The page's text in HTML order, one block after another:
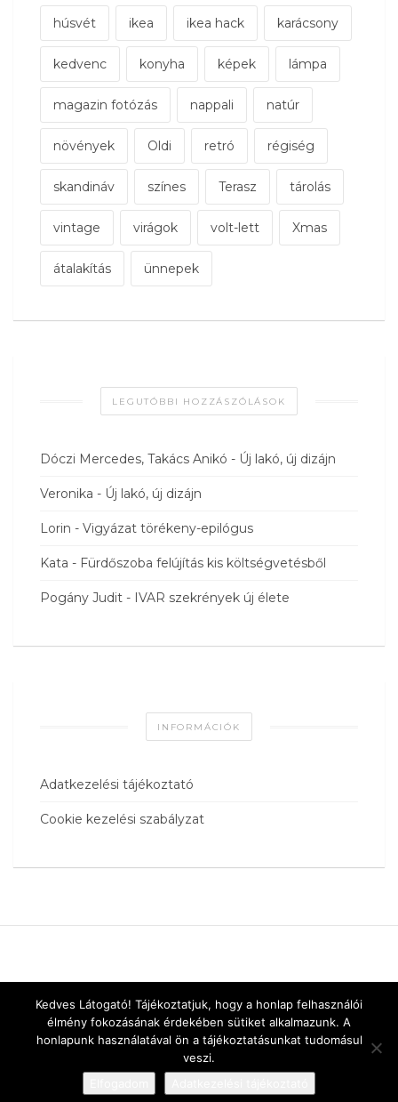
húsvét ikea ikea hack karácsony
kedvenc konyha képek lámpa
magazin fotózás nappali natúr
növények Oldi retró régiség
skandináv színes Terasz tárolás
vintage virágok volt-lett Xmas
átalakítás ünnepek
LEGUTÓBBI HOZZÁSZÓLÁSOK
Dóczi Mercedes, Takács Anikó - Új lakó, új dizájn
Veronika - Új lakó, új dizájn
Lorin - Vigyázat törékeny-epilógus
Kata - Fürdőszoba felújítás kis költségvetésből
Pogány Judit - IVAR szekrények új élete
INFORMÁCIÓK
Adatkezelési tájékoztató
Cookie kezelési szabályzat
Kedves Látogató! Tájékoztatjuk, hogy a honlap felhasználói
élmény fokozásának érdekében sütiket alkalmazunk. A
honlapunk használatával ön a tájékoztatásunkat tudomásul
veszi.